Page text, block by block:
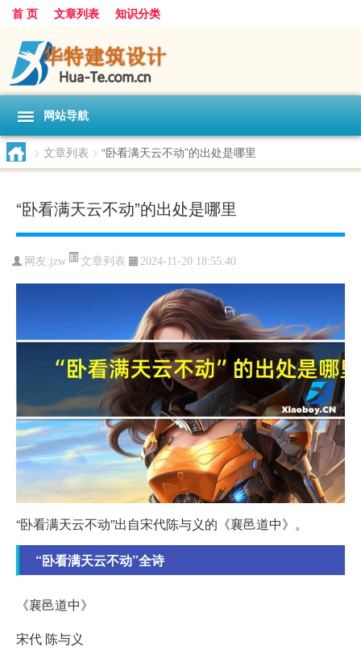
首 页 文章列表 知识分类
网站导航
> 文章列表 > “卧看满天云不动”的出处是哪里
“卧看满天云不动”的出处是哪里
网友:jzw 文章列表 2024-11-20 18:55:40
“卧看满天云不动”出自宋代陈与义的《襄邑道中》。
“卧看满天云不动”全诗
《襄邑道中》
宋代 陈与义